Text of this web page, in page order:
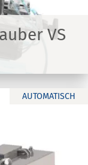
VS
AUTOMATISCH